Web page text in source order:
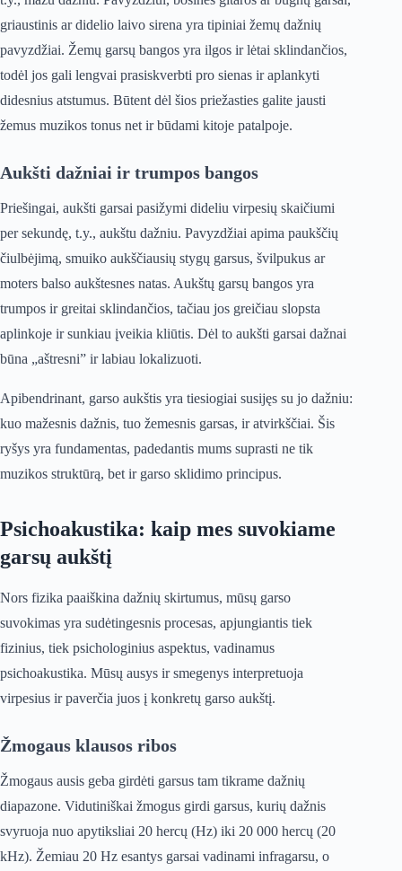
griaustinis ar didelio laivo sirena yra tipiniai žemų dažnių
pavyzdžiai. Žemų garsų bangos yra ilgos ir lėtai sklindančios,
todėl jos gali lengvai prasiskverbti pro sienas ir aplankyti
didesnius atstumus. Būtent dėl šios priežasties galite jausti
žemus muzikos tonus net ir būdami kitoje patalpoje.
Aukšti dažniai ir trumpos bangos
Priešingai, aukšti garsai pasižymi dideliu virpesių skaičiumi
per sekundę, t.y., aukštu dažniu. Pavyzdžiai apima paukščių
čiulbėjimą, smuiko aukščiausių stygų garsus, švilpukus ar
moters balso aukštesnes natas. Aukštų garsų bangos yra
trumpos ir greitai sklindančios, tačiau jos greičiau slopsta
aplinkoje ir sunkiau įveikia kliūtis. Dėl to aukšti garsai dažnai
būna „aštresni” ir labiau lokalizuoti.
Apibendrinant, garso aukštis yra tiesiogiai susijęs su jo dažniu:
kuo mažesnis dažnis, tuo žemesnis garsas, ir atvirkščiai. Šis
ryšys yra fundamentas, padedantis mums suprasti ne tik
muzikos struktūrą, bet ir garso sklidimo principus.
Psichoakustika: kaip mes suvokiame
garsų aukštį
Nors fizika paaiškina dažnių skirtumus, mūsų garso
suvokimas yra sudėtingesnis procesas, apjungiantis tiek
fizinius, tiek psichologinius aspektus, vadinamus
psichoakustika. Mūsų ausys ir smegenys interpretuoja
virpesius ir paverčia juos į konkretų garso aukštį.
Žmogaus klausos ribos
Žmogaus ausis geba girdėti garsus tam tikrame dažnių
diapazone. Vidutiniškai žmogus girdi garsus, kurių dažnis
svyruoja nuo apytiksliai 20 hercų (Hz) iki 20 000 hercų (20
kHz). Žemiau 20 Hz esantys garsai vadinami infragarsu, o